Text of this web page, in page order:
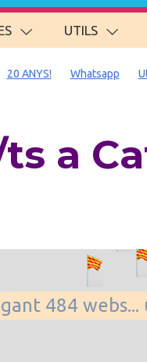
UTILS
20 ANYS! Whatsapp
a
484